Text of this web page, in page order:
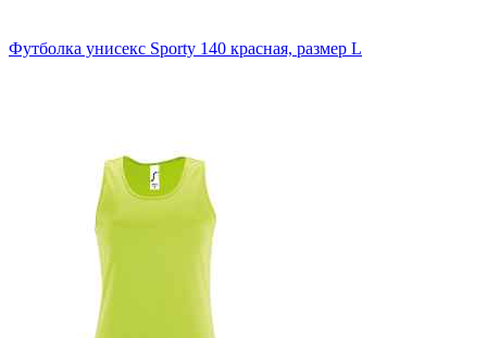
Футболка унисекс Sporty 140 красная, размер L